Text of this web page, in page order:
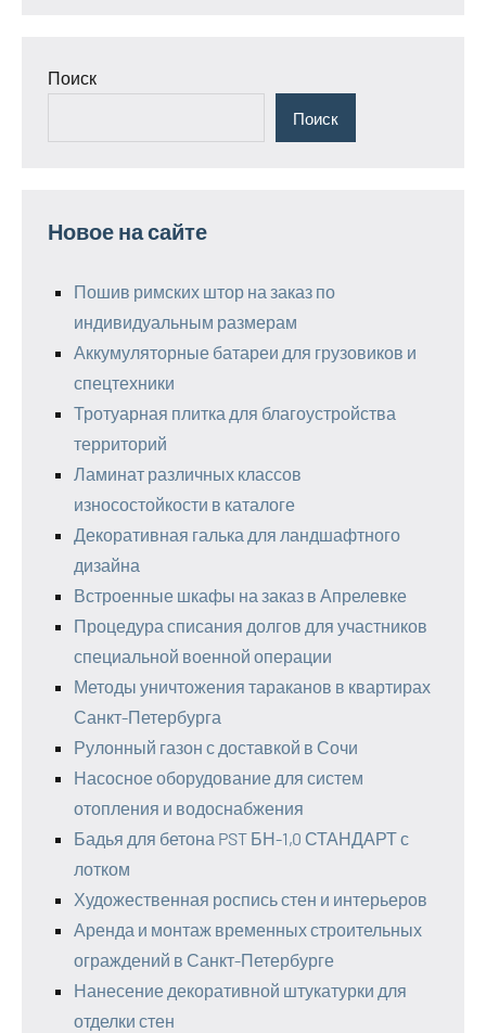
Поиск
Поиск
Новое на сайте
Пошив римских штор на заказ по
индивидуальным размерам
Аккумуляторные батареи для грузовиков и
спецтехники
Тротуарная плитка для благоустройства
территорий
Ламинат различных классов
износостойкости в каталоге
Декоративная галька для ландшафтного
дизайна
Встроенные шкафы на заказ в Апрелевке
Процедура списания долгов для участников
специальной военной операции
Методы уничтожения тараканов в квартирах
Санкт-Петербурга
Рулонный газон с доставкой в Сочи
Насосное оборудование для систем
отопления и водоснабжения
Бадья для бетона PST БН-1,0 СТАНДАРТ с
лотком
Художественная роспись стен и интерьеров
Аренда и монтаж временных строительных
ограждений в Санкт-Петербурге
Нанесение декоративной штукатурки для
отделки стен